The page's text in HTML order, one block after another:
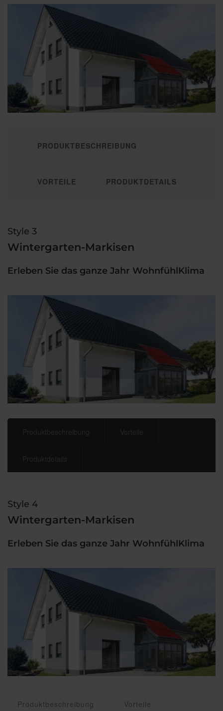
PRODUKTBESCHREIBUNG
VORTEILE PRODUKTDETAILS
Style 3
Wintergarten-Markisen
Erleben Sie das ganze Jahr WohnfühlKlima
Produktbeschreibung Vorteile
Produktdetails
Style 4
Wintergarten-Markisen
Erleben Sie das ganze Jahr WohnfühlKlima
Produktbeschreibung Vorteile